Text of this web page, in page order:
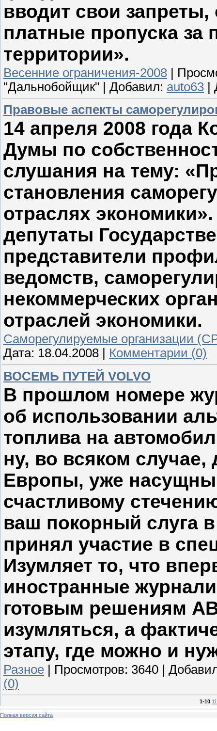
вводит свои запреты,
платные пропуска за
территории».
Весенние ограничения-2008 |
"Дальнобойщик" | Добавил: auto63 |
Правовые аспекты
14 апреля 2008 года
Думы по
слушания на тему:
становления
отраслях
депутаты
представители
ведомств,
некоммерческих
отраслей экономики.
Саморегулируемые организации
Дата: 18.04.2008
Комментарии (0)
ВОСЕМЬ ПУТЕЙ VOLVO
В прошлом номере
об использовании
топлива на
ну, во всяком
Европы, уже
счастливому
ваш покорный слуга
принял участие в
Изумляет то, что
иностранные
готовым решениям
изумляться, а
этапу, где можно и
Разное Просмотров: 3640
(0)
1-10
Полная версия сайта